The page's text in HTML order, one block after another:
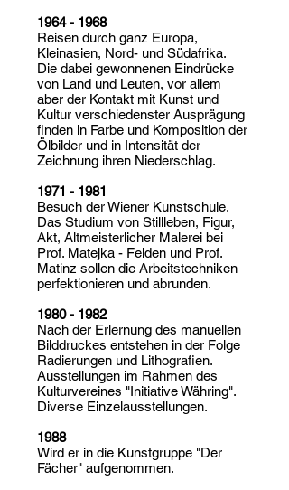
1964 - 1968
Reisen durch ganz Europa,
Kleinasien, Nord- und Südafrika.
Die dabei gewonnenen Eindrücke
von Land und Leuten, vor allem
aber der Kontakt mit Kunst und
Kultur verschiedenster Ausprägung
finden in Farbe und Komposition der
Ölbilder und in Intensität der
Zeichnung ihren Niederschlag.
1971 - 1981
Besuch der Wiener Kunstschule.
Das Studium von Stillleben, Figur,
Akt, Altmeisterlicher Malerei bei
Prof. Matejka - Felden und Prof.
Matinz sollen die Arbeitstechniken
perfektionieren und abrunden.
1980 - 1982
Nach der Erlernung des manuellen
Bilddruckes entstehen in der Folge
Radierungen und Lithografien.
Ausstellungen im Rahmen des
Kulturvereines "Initiative Währing".
Diverse Einzelausstellungen.
1988
Wird er in die Kunstgruppe "Der
Fächer" aufgenommen.